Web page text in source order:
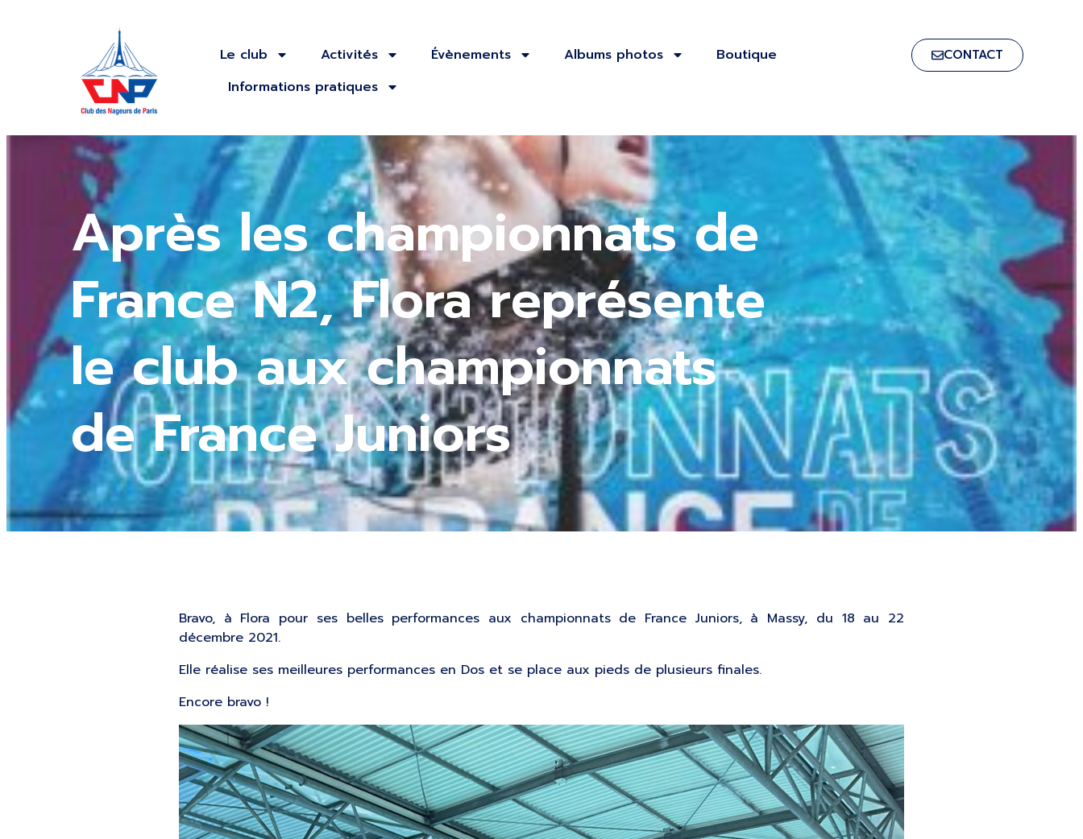
Le club Activités Évènements Albums photos
Boutique
Informations pratiques
CONTACT
Après les championnats de
France N2, Flora représente
le club aux championnats
de France Juniors
Bravo, à Flora pour ses belles performances aux championnats de France Juniors, à Massy, du 18 au 22
décembre 2021.
Elle réalise ses meilleures performances en Dos et se place aux pieds de plusieurs finales.
Encore bravo !